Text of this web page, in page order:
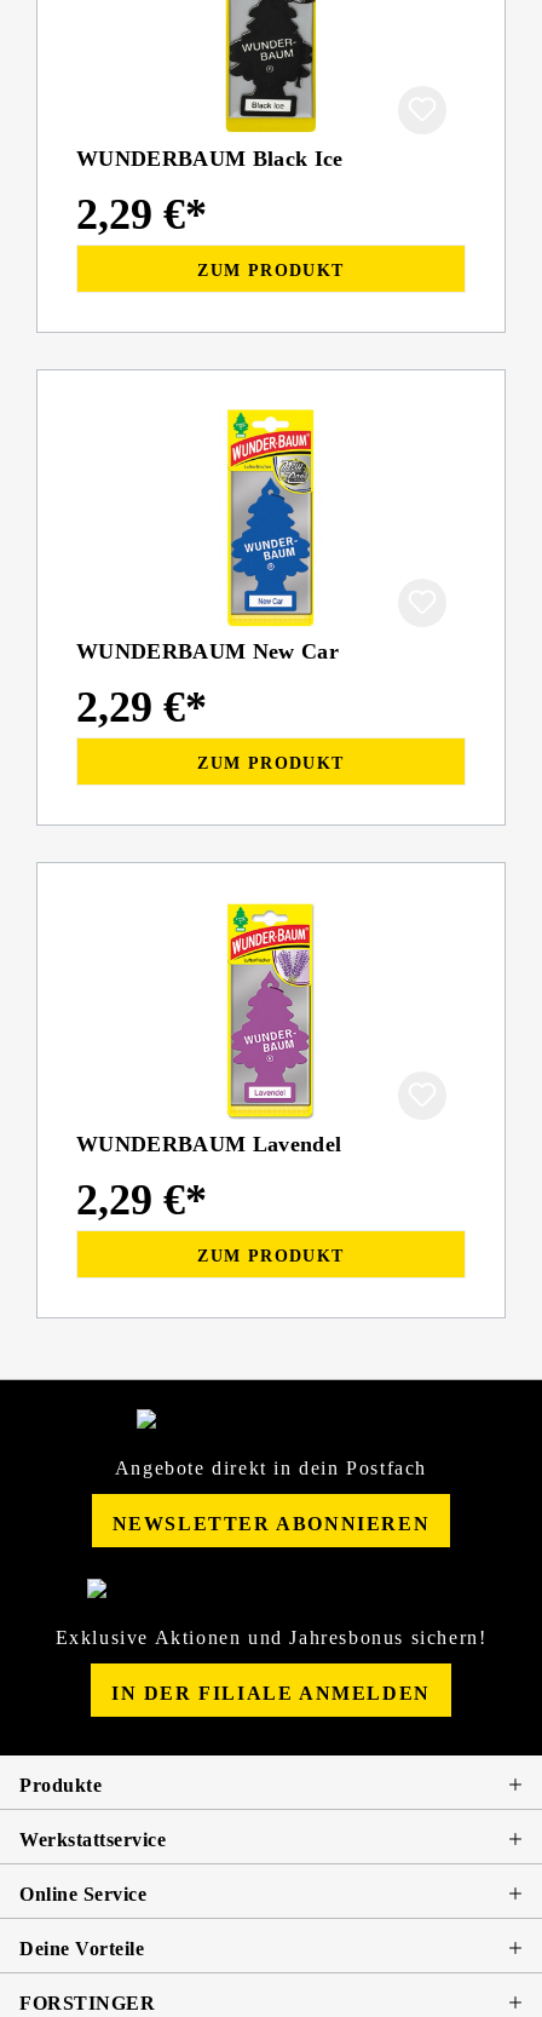
WUNDERBAUM Black Ice
2,29 €*
ZUM PRODUKT
WUNDERBAUM New Car
2,29 €*
ZUM PRODUKT
WUNDERBAUM Lavendel
2,29 €*
ZUM PRODUKT
Angebote direkt in dein Postfach
NEWSLETTER ABONNIEREN
Exklusive Aktionen und Jahresbonus sichern!
IN DER FILIALE ANMELDEN
Produkte
Werkstattservice
Online Service
Deine Vorteile
FORSTINGER